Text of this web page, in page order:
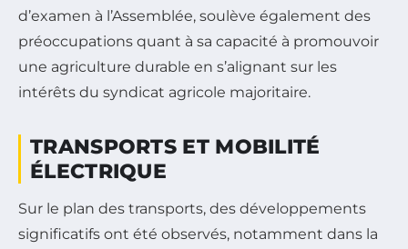
d’examen à l’Assemblée, soulève également des
préoccupations quant à sa capacité à promouvoir
une agriculture durable en s’alignant sur les
intérêts du syndicat agricole majoritaire.
TRANSPORTS ET MOBILITÉ
ÉLECTRIQUE
Sur le plan des transports, des développements
significatifs ont été observés, notamment dans la